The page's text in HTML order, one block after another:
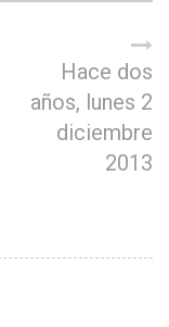
Hace dos
años, lunes 2
diciembre
2013